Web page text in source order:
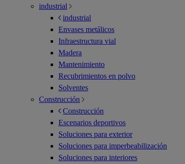
industrial
industrial
Envases metálicos
Infraestructura vial
Madera
Mantenimiento
Recubrimientos en polvo
Solventes
Construcción
Construcción
Escenarios deportivos
Soluciones para exterior
Soluciones para imperbeabilización
Soluciones para interiores